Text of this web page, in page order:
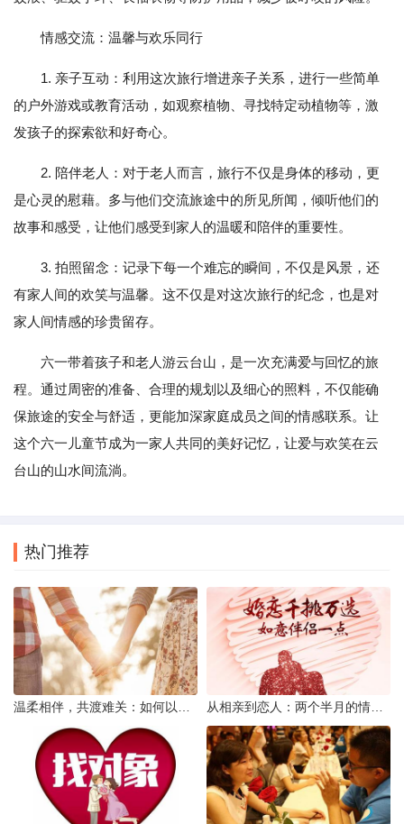
情感交流：温馨与欢乐同行
1. 亲子互动：利用这次旅行增进亲子关系，进行一些简单
的户外游戏或教育活动，如观察植物、寻找特定动植物等，激
发孩子的探索欲和好奇心。
2. 陪伴老人：对于老人而言，旅行不仅是身体的移动，更
是心灵的慰藉。多与他们交流旅途中的所见所闻，倾听他们的
故事和感受，让他们感受到家人的温暖和陪伴的重要性。
3. 拍照留念：记录下每一个难忘的瞬间，不仅是风景，还
有家人间的欢笑与温馨。这不仅是对这次旅行的纪念，也是对
家人间情感的珍贵留存。
六一带着孩子和老人游云台山，是一次充满爱与回忆的旅
程。通过周密的准备、合理的规划以及细心的照料，不仅能确
保旅途的安全与舒适，更能加深家庭成员之间的情感联系。让
这个六一儿童节成为一家人共同的美好记忆，让爱与欢笑在云
台山的山水间流淌。
热门推荐